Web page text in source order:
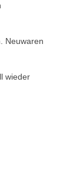
Neuwaren
wieder